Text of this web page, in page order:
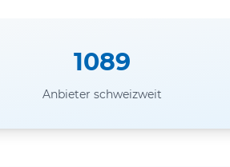
1089
Anbieter schweizweit